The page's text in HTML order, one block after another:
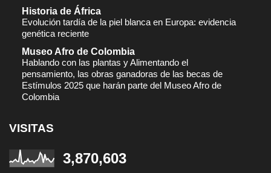
Historia de África
Evolución tardía de la piel blanca en Europa: evidencia
genética reciente
Museo Afro de Colombia
Hablando con las plantas y Alimentando el
pensamiento, las obras ganadoras de las becas de
Estímulos 2025 que harán parte del Museo Afro de
Colombia
VISITAS
3,870,603